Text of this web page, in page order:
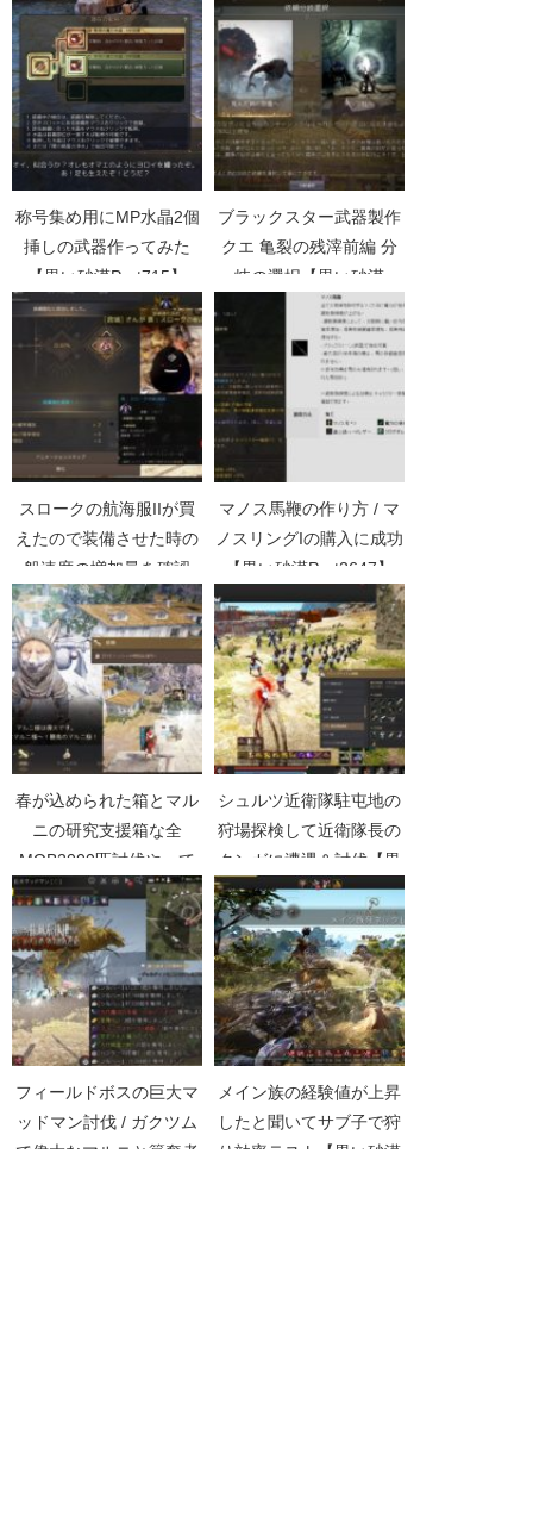
称号集め用にMP水晶2個
挿しの武器作ってみた
【黒い砂漠Part715】
ブラックスター武器製作
クエ 亀裂の残滓前編 分
岐の選択【黒い砂漠
Part2490】
スロークの航海服IIが買
えたので装備させた時の
船速度の増加量を確認
【黒い砂漠Part2732】
マノス馬鞭の作り方 / マ
ノスリングIの購入に成功
【黒い砂漠Part2647】
春が込められた箱とマル
ニの研究支援箱な全
MOB2000匹討伐やって
きた【黒い砂漠
Part4232】
シュルツ近衛隊駐屯地の
狩場探検して近衛隊長の
クンガに遭遇＆討伐【黒
い砂漠Part3112】
フィールドボスの巨大マ
ッドマン討伐 / ガクツム
で偉大なマルニと簒奪者
メイン族の経験値が上昇
したと聞いてサブ子で狩
り効率テスト【黒い砂漠